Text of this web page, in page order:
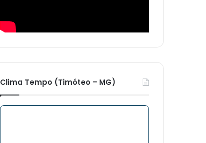
Clima Tempo (Timóteo – MG)